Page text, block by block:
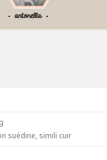
suédine, simili cuir